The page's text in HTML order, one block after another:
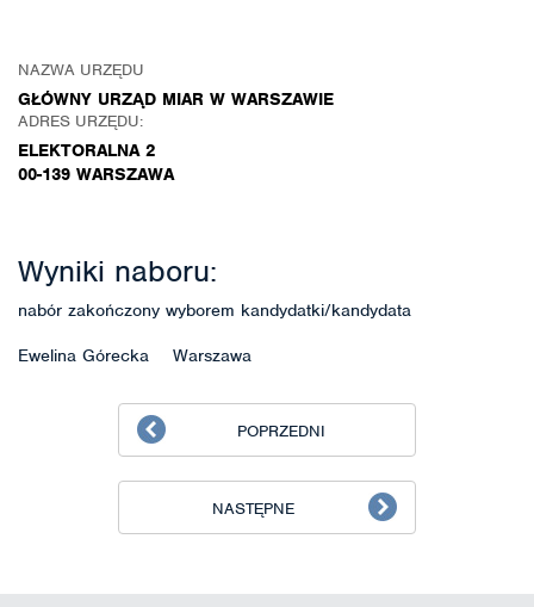
NAZWA URZĘDU
GŁÓWNY URZĄD MIAR W WARSZAWIE
ADRES URZĘDU:
ELEKTORALNA 2
00-139 WARSZAWA
Wyniki naboru:
nabór zakończony wyborem kandydatki/kandydata
Ewelina Górecka Warszawa
POPRZEDNI
NASTĘPNE